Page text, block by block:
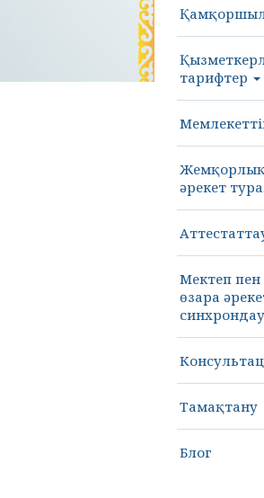
тарифтер
әрекет
Мектеп пен
өзара
синхрондау
Тамақтану
Блог